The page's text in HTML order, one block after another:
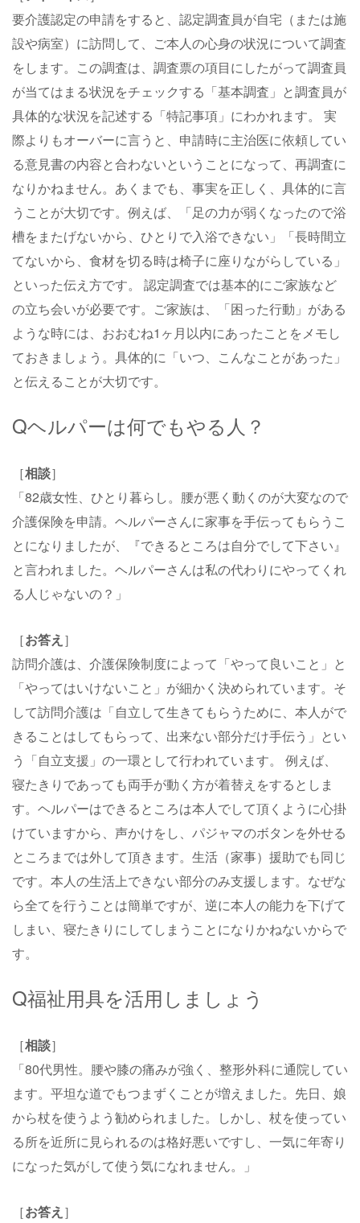
要介護認定の申請をすると、認定調査員が自宅（または施
設や病室）に訪問して、ご本人の心身の状況について調査
をします。この調査は、調査票の項目にしたがって調査員
が当てはまる状況をチェックする「基本調査」と調査員が
具体的な状況を記述する「特記事項」にわかれます。 実
際よりもオーバーに言うと、申請時に主治医に依頼してい
る意見書の内容と合わないということになって、再調査に
なりかねません。あくまでも、事実を正しく、具体的に言
うことが大切です。例えば、「足の力が弱くなったので浴
槽をまたげないから、ひとりで入浴できない」「長時間立
てないから、食材を切る時は椅子に座りながらしている」
といった伝え方です。 認定調査では基本的にご家族など
の立ち会いが必要です。ご家族は、「困った行動」がある
ような時には、おおむね1ヶ月以内にあったことをメモし
ておきましょう。具体的に「いつ、こんなことがあった」
と伝えることが大切です。
Qヘルパーは何でもやる人？
［相談］
「82歳女性、ひとり暮らし。腰が悪く動くのが大変なので
介護保険を申請。ヘルパーさんに家事を手伝ってもらうこ
とになりましたが、『できるところは自分でして下さい』
と言われました。ヘルパーさんは私の代わりにやってくれ
る人じゃないの？」
［お答え ］
訪問介護は、介護保険制度によって「やって良いこと」と
「やってはいけないこと」が細かく決められています。そ
して訪問介護は「自立して生きてもらうために、本人がで
きることはしてもらって、出来ない部分だけ手伝う」とい
う「自立支援」の一環として行われています。 例えば、
寝たきりであっても両手が動く方が着替えをするとしま
す。ヘルパーはできるところは本人でして頂くように心掛
けていますから、声かけをし、パジャマのボタンを外せる
ところまでは外して頂きます。生活（家事）援助でも同じ
です。本人の生活上できない部分のみ支援します。なぜな
ら全てを行うことは簡単ですが、逆に本人の能力を下げて
しまい、寝たきりにしてしまうことになりかねないからで
す。
Q福祉用具を活用しましょう
［相談］
「80代男性。腰や膝の痛みが強く、整形外科に通院してい
ます。平坦な道でもつまずくことが増えました。先日、娘
から杖を使うよう勧められました。しかし、杖を使ってい
る所を近所に見られるのは格好悪いですし、一気に年寄り
になった気がして使う気になれません。」
［お答え ］